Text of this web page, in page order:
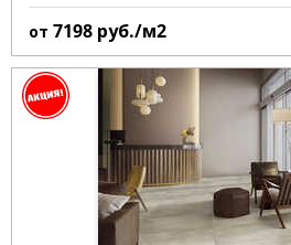
от 7198 руб./м2